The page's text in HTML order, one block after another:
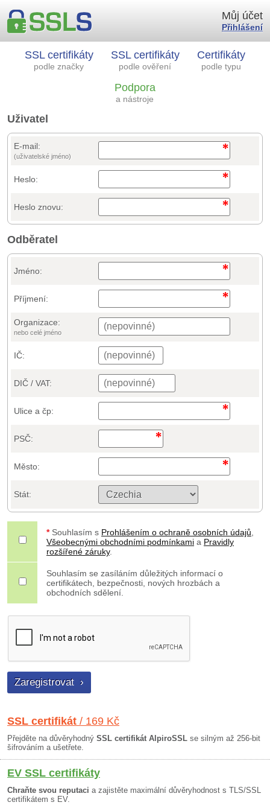
SSL certifikáty
podle značky
SSL certifikáty
podle ověření
Certifikáty
podle typu
Podpora
a nástroje
Můj účet
Přihlášení
Uživatel
E-mail:
(uživatelské jméno)
Heslo:
Heslo znovu:
Odběratel
Jméno:
Příjmení:
Organizace:
nebo celé jméno
IČ:
DIČ / VAT:
Ulice a čp:
PSČ:
Město:
Stát:
* Souhlasím s Prohlášením o ochraně osobních údajů
Všeobecnými obchodními podmínkami a Pravidly
rozšířené záruky.
Souhlasím se zasíláním důležitých informací o
certifikátech, bezpečnosti, nových hrozbách a
obchodních sdělení.
SSL certifikát / 169 Kč
Přejděte na důvěryhodný SSL certifikát AlpiroSSL se silným až 256-bit
šifrováním a ušetřete.
EV SSL certifikáty
Chraňte svou reputaci a zajistěte maximální důvěryhodnost s TLS/SSL
certifikátem s EV.